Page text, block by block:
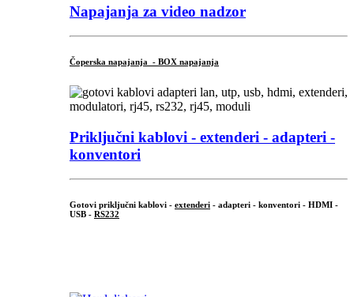
Napajanja za video nadzor
Čoperska napajanja - BOX napajanja
Priključni kablovi - extenderi - adapteri -
konventori
Gotovi priključni kablovi - extenderi - adapteri - konventori - HDMI -
USB - RS232